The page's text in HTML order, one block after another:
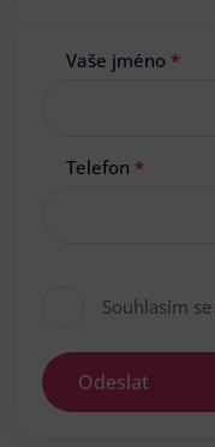
Vaše jméno *
Telefon *
Souhlasím se
Odeslat